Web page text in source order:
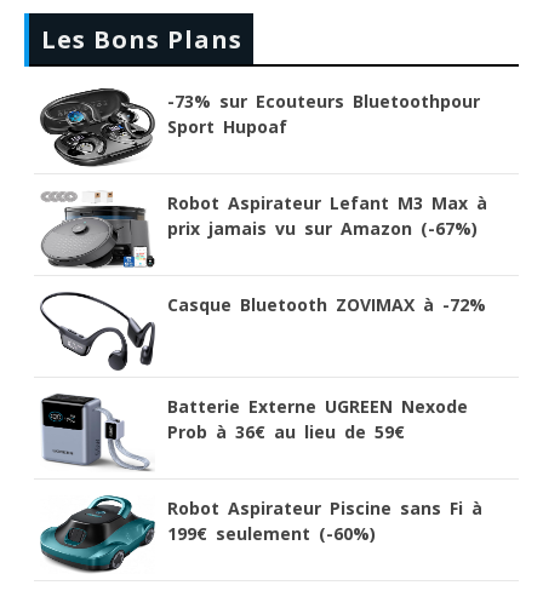
Les Bons Plans
-73% sur Ecouteurs Bluetoothpour
Sport Hupoaf
Robot Aspirateur Lefant M3 Max à
prix jamais vu sur Amazon (-67%)
Casque Bluetooth ZOVIMAX à -72%
Batterie Externe UGREEN Nexode
Prob à 36€ au lieu de 59€
Robot Aspirateur Piscine sans Fi à
199€ seulement (-60%)